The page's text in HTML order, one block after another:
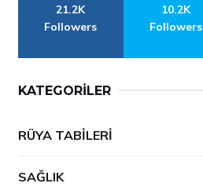
21.2K
Followers
10.2K
Followers
KATEGORILER
RÜYA TABILERI
SAĞLIK